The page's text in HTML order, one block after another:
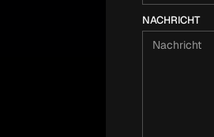
NACHRICHT